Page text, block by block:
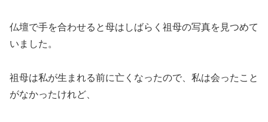
仏壇で手を合わせると母はしばらく祖母の写真を見つめて
いました。
祖母は私が生まれる前に亡くなったので、私は会ったこと
がなかったけれど、